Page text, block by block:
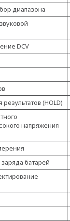
диапазона
DCV
(HOLD)
напряжения
батарей